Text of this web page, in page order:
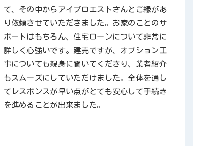
て、その中からアイプロエストさんとご縁があ
り依頼させていただきました。お家のことのサ
ポートはもちろん、住宅ローンについて非常に
詳しく心強いです。建売ですが、オプション工
事についても親身に聞いてくださり、業者紹介
もスムーズにしていただけました。全体を通し
てレスポンスが早い点がとても安心して手続き
を進めることが出来ました。